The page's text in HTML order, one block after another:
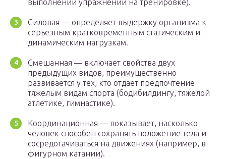
выполнении упражнений на тренировке).
Силовая — определяет выдержку организма к
серьезным кратковременным статическим и
динамическим нагрузкам.
Смешанная — включает свойства двух
предыдущих видов, преимущественно
развивается у тех, кто отдает предпочтение
тяжелым видам спорта (бодибилдингу, тяжелой
атлетике, гимнастике).
Координационная — показывает, насколько
человек способен сохранять положение тела и
сосредотачиваться на движениях (например, в
фигурном катании).